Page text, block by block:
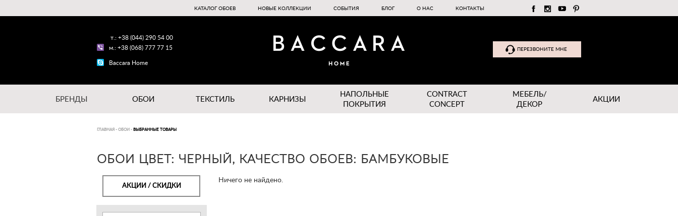
КАТАЛОГ ОБОЕВ НОВЫЕ КОЛЛЕКЦИИ СОБЫТИЯ БЛОГ О НАС КОНТАКТЫ
т.: +38 (044) 290 54 00
м.: +38 (068) 777 77 15
Baccara Home
ПЕРЕЗВОНИТЕ МНЕ
БРЕНДЫ ОБОИ ТЕКСТИЛЬ КАРНИЗЫ
НАПОЛЬНЫЕ
ПОКРЫТИЯ
CONTRACT
CONCEPT
МЕБЕЛЬ/
ДЕКОР
АКЦИИ
ГЛАВНАЯ - ОБОИ - ВЫБРАННЫЕ ТОВАРЫ
ОБОИ ЦВЕТ: ЧЕРНЫЙ, КАЧЕСТВО ОБОЕВ: БАМБУКОВЫЕ
АКЦИИ / СКИДКИ
Ничего не найдено.